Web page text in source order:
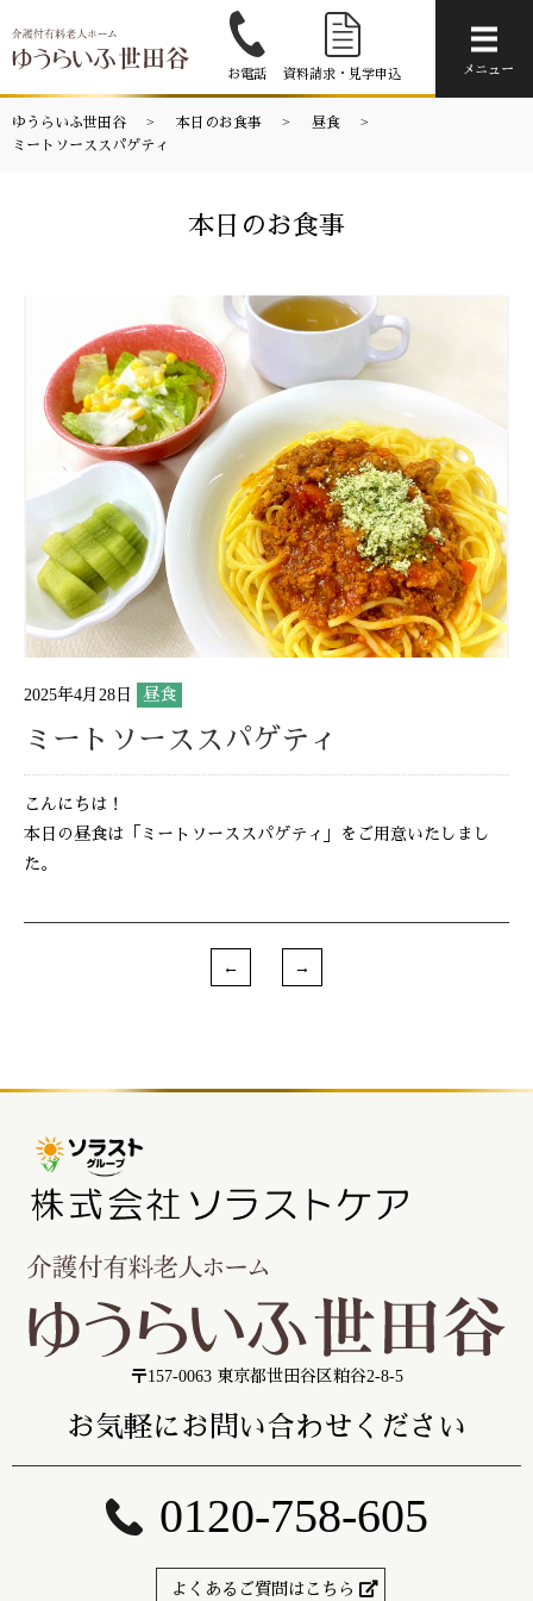
お電話 資料請求・見学申込 メニュー
ゆうらいふ世田谷 本日のお食事
昼食
ミートソーススパゲティ
本日のお食事
2025年4月28日 昼食
ミートソーススパゲティ
こんにちは！
本日の昼食は「ミートソーススパゲティ」をご用意いたしまし
た。
〒157-0063 東京都世田谷区粕谷2-8-5
お気軽にお問い合わせください
0120-758-605
よくあるご質問はこちら